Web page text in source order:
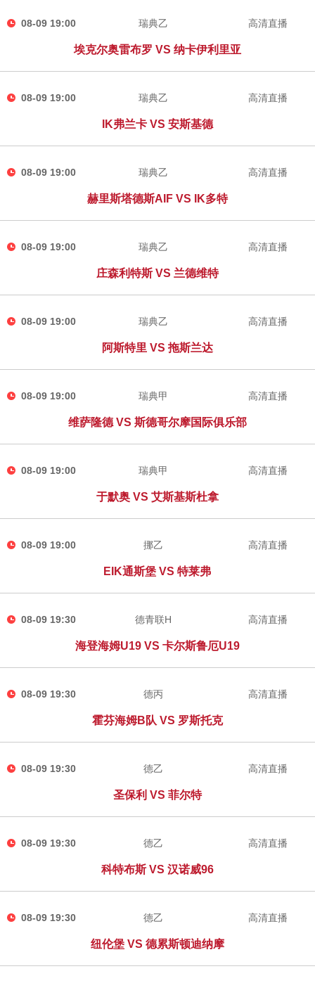
08-09 19:00 瑞典乙
埃克尔奥雷布罗 VS 纳卡伊利里亚
高清直播
08-09 19:00 瑞典乙
IK弗兰卡 VS 安斯基德
高清直播
08-09 19:00 瑞典乙
赫里斯塔德斯AIF VS IK多特
高清直播
08-09 19:00 瑞典乙
庄森利特斯 VS 兰德维特
高清直播
08-09 19:00 瑞典乙
阿斯特里 VS 拖斯兰达
高清直播
08-09 19:00 瑞典甲
维萨隆德 VS 斯德哥尔摩国际俱乐部
高清直播
08-09 19:00 瑞典甲
于默奥 VS 艾斯基斯杜拿
高清直播
08-09 19:00 挪乙
EIK通斯堡 VS 特莱弗
高清直播
08-09 19:30 德青联H
海登海姆U19 VS 卡尔斯鲁厄U19
高清直播
08-09 19:30 德丙
霍芬海姆B队 VS 罗斯托克
高清直播
08-09 19:30 德乙
圣保利 VS 菲尔特
高清直播
08-09 19:30 德乙
科特布斯 VS 汉诺威96
高清直播
08-09 19:30 德乙
纽伦堡 VS 德累斯顿迪纳摩
高清直播